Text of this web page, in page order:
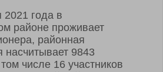
2021 года в
районе проживает
районная
насчитывает 9843
числе 16 участников